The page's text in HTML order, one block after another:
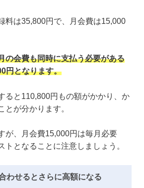
料は35,800円で、月会費は15,000
の会費も同時に支払う必要がある
円となります。
ると110,800円もの額がかかり、か
とが分かります。
が、月会費15,000円は毎月必要
トとなることに注意しましょう。
わせるとさらに高額になる